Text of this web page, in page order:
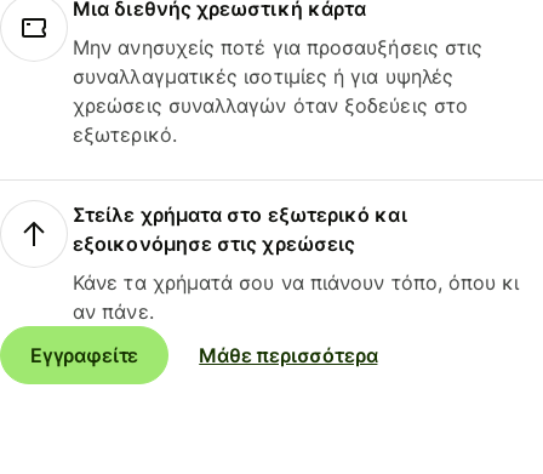
Μια διεθνής χρεωστική κάρτα
Μην ανησυχείς ποτέ για προσαυξήσεις στις
συναλλαγματικές ισοτιμίες ή για υψηλές
χρεώσεις συναλλαγών όταν ξοδεύεις στο
εξωτερικό.
Στείλε χρήματα στο εξωτερικό και
εξοικονόμησε στις χρεώσεις
Κάνε τα χρήματά σου να πιάνουν τόπο, όπου κι
αν πάνε.
Εγγραφείτε
Μάθε περισσότερα